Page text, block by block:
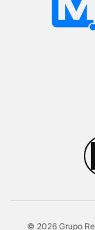
© 2026 Grupo